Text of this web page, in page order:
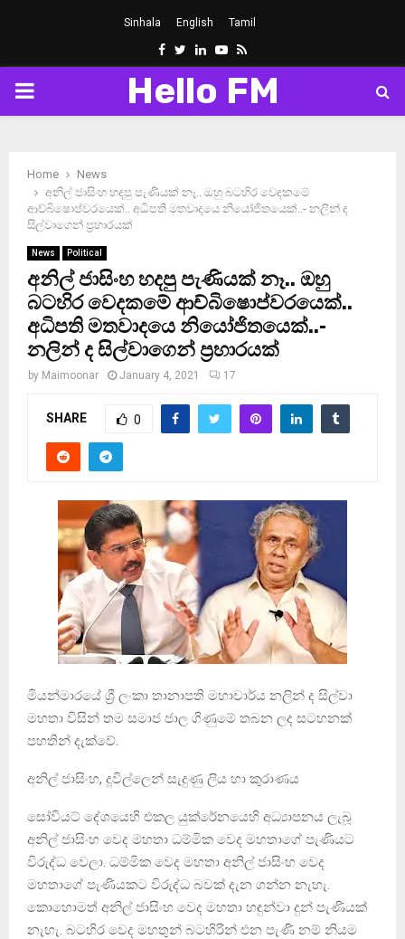
Sinhala English Tamil
Facebook
Twitter
LinkedinYoutube
Rss
PRIMARY
Hello FM
Home
News
අනිල් ජාසිංහ හදපු පැණියක් නෑ.. ඔහු බටහිර වෙදකමේ
ආච්බිෂොප්වරයෙක්.. අධිපති මතවාදයෙ නියෝජිතයෙක්..- නලින් ද
සිල්වාගෙන් ප‍්‍රහාරයක්
News Political
අනිල් ජාසිංහ හදපු පැණියක් නෑ.. ඔහු
බටහිර වෙදකමේ ආච්බිෂොප්වරයෙක්..
අධිපති මතවාදයෙ නියෝජිතයෙක්..-
නලින් ද සිල්වාගෙන් ප‍්‍රහාරයක්
by Maimoonar January 4, 2021 17
SHARE 0
මියන්මාරයේ ශ්‍රී ලංකා තානාපති මහාචාර්ය නලින් ද සිල්වා
මහතා විසින් තම සමාජ ජාල ගිණුමේ තබන ලද සටහනක්
පහතින් දැක්වේ.
අනිල් ජාසිංහ, දූවිල්ලෙන් සැදුණු ලිය හා කුරාණය
සෝවියට් දේශයෙහි එකල යුක්රේනයෙහි අධ්‍යාපනය ලැබූ
අනිල් ජාසිංහ වෙද මහතා ධම්මික වෙද මහතාගේ පැණියට
විරුද්ධ වෙලා. ධම්මික වෙද මහතා අනිල් ජාසිංහ වෙද
මහතාගේ පැණියකට විරුද්ධ බවක් දැන ගන්න නැහැ.
කොහොමත් අනිල් ජාසිංහ වෙද මහතා හඳුන්වා දුන් පැණියක්
නැහැ. බටහිර වෙද මහතුන් බටහිරින් එන පැණි නම් නියම